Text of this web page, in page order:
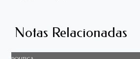
Notas Relacionadas